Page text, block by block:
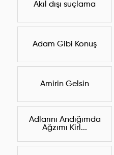
Akıl dışı suçlama
Adam Gibi Konuş
Amirin Gelsin
Adlarını Andığımda
Ağzımı Kirl...